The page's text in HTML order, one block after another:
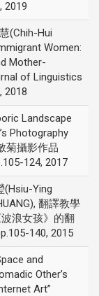
2019
(Chih-Hui
Women:
Mother-
of Linguistics
2018
Landscape
Photography
菊攝影作品
124, 2017
(Hsiu-Ying
翻譯教學
浪女孩》的翻
140, 2015
and
Other’s
Art”